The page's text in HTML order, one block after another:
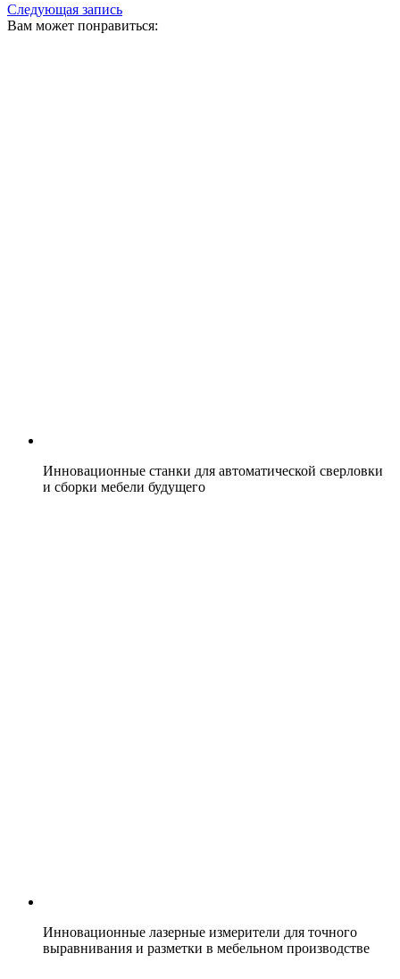
Следующая запись
Вам может понравиться:
Инновационные станки для автоматической сверловки
и сборки мебели будущего
Инновационные лазерные измерители для точного
выравнивания и разметки в мебельном производстве